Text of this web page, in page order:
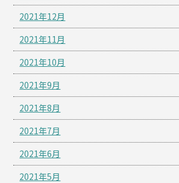
2021年12月
2021年11月
2021年10月
2021年9月
2021年8月
2021年7月
2021年6月
2021年5月